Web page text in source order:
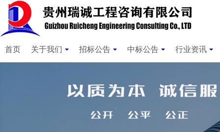
首页 关于我们 招标公告 中标公告 行业资讯